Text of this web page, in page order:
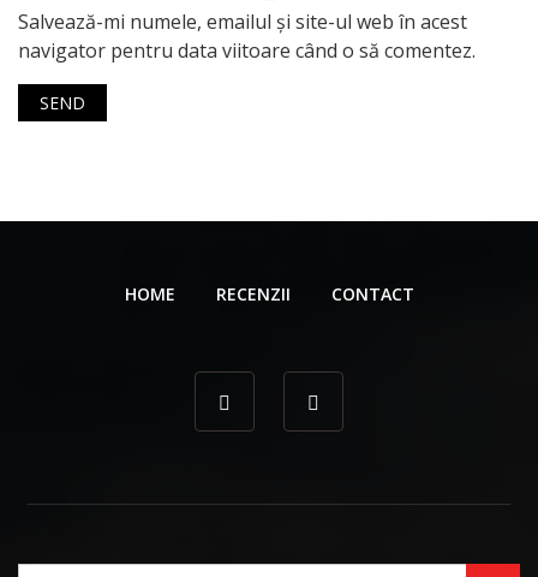
Salvează-mi numele, emailul și site-ul web în acest
navigator pentru data viitoare când o să comentez.
HOME RECENZII CONTACT